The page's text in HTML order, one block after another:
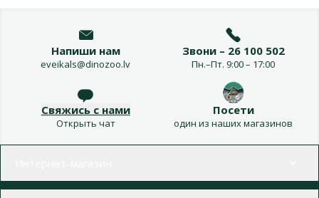
Напиши нам
eveikals@dinozoo.lv
Звони – 26 100 502
Пн.–Пт. 9:00 – 17:00
Свяжись с нами
Открыть чат
Посети
один из наших магазинов